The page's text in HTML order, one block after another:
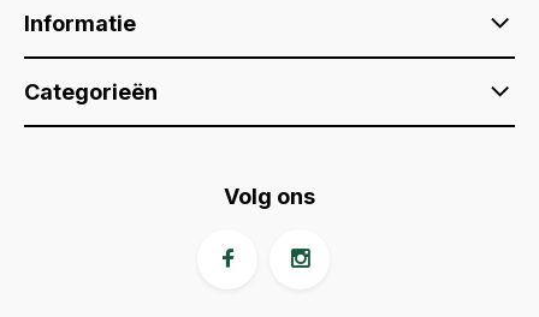
Informatie
Categorieën
Volg ons